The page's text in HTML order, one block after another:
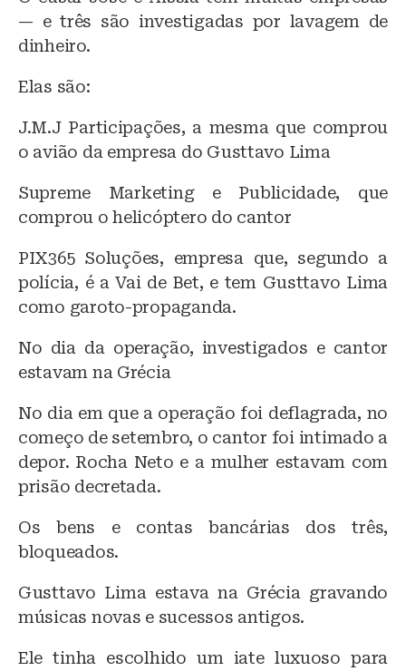
— e três são investigadas por lavagem de
dinheiro.
Elas são:
J.M.J Participações, a mesma que comprou
o avião da empresa do Gusttavo Lima
Supreme Marketing e Publicidade, que
comprou o helicóptero do cantor
PIX365 Soluções, empresa que, segundo a
polícia, é a Vai de Bet, e tem Gusttavo Lima
como garoto-propaganda.
No dia da operação, investigados e cantor
estavam na Grécia
No dia em que a operação foi deflagrada, no
começo de setembro, o cantor foi intimado a
depor. Rocha Neto e a mulher estavam com
prisão decretada.
Os bens e contas bancárias dos três,
bloqueados.
Gusttavo Lima estava na Grécia gravando
músicas novas e sucessos antigos.
Ele tinha escolhido um iate luxuoso para